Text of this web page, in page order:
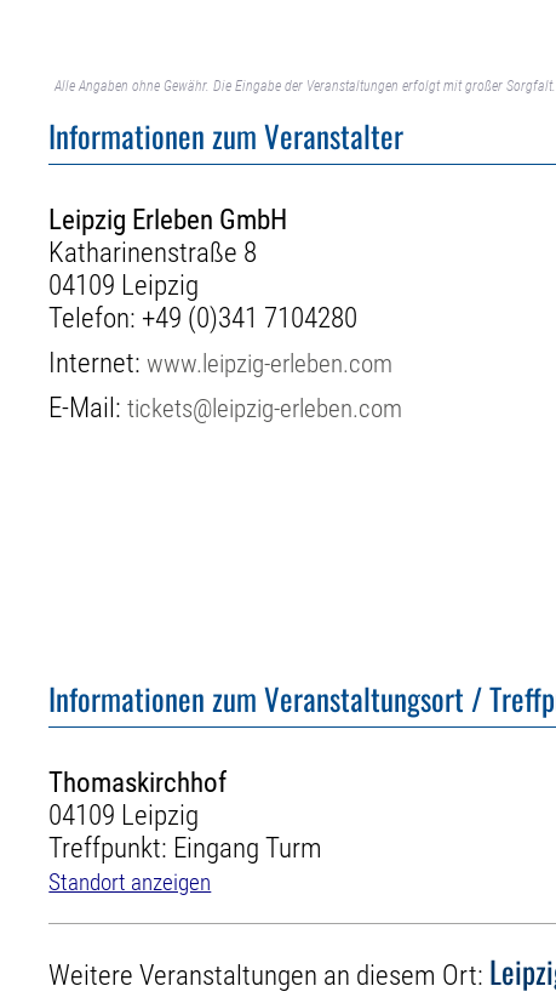
Alle Angaben ohne Gewähr. Die Eingabe der Veranstaltungen erfolgt mit großer
Informationen zum Veranstalter
Leipzig Erleben GmbH
Katharinenstraße 8
04109 Leipzig
Telefon: +49 (0)341 7104280
Internet:www.leipzig-erleben.com
E-Mail:tickets@leipzig-erleben.com
Informationen zum Veranstaltungsort /
Thomaskirchhof
04109 Leipzig
Treffpunkt: Eingang Turm
Standort anzeigen
Weitere Veranstaltungen an diesem Ort: